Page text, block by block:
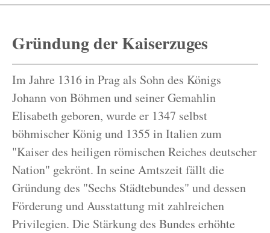
Gründung der Kaiserzuges
Im Jahre 1316 in Prag als Sohn des Königs
Johann von Böhmen und seiner Gemahlin
Elisabeth geboren, wurde er 1347 selbst
böhmischer König und 1355 in Italien zum
"Kaiser des heiligen römischen Reiches deutscher
Nation" gekrönt. In seine Amtszeit fällt die
Gründung des "Sechs Städtebundes" und dessen
Förderung und Ausstattung mit zahlreichen
Privilegien. Die Stärkung des Bundes erhöhte